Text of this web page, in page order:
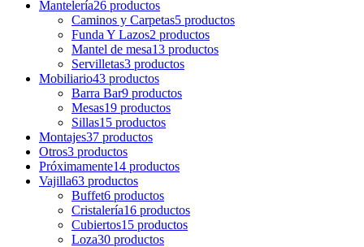
Mantelería26 productos
Caminos y Carpetas5 productos
Funda Y Lazos2 productos
Mantel de mesa13 productos
Servilletas3 productos
Mobiliario43 productos
Barra Bar9 productos
Mesas19 productos
Sillas15 productos
Montajes37 productos
Otros3 productos
Próximamente14 productos
Vajilla63 productos
Buffet6 productos
Cristalería16 productos
Cubiertos15 productos
Loza30 productos